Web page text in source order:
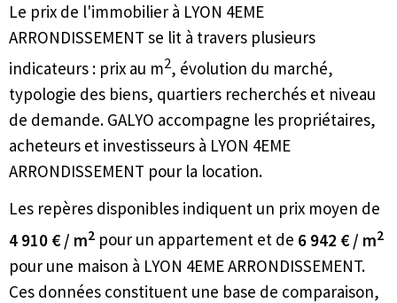
Le prix de l'immobilier à LYON 4EME
ARRONDISSEMENT se lit à travers plusieurs
indicateurs : prix au m2, évolution du marché,
typologie des biens, quartiers recherchés et niveau
de demande. GALYO accompagne les propriétaires,
acheteurs et investisseurs à LYON 4EME
ARRONDISSEMENT pour la location.
Les repères disponibles indiquent un prix moyen de
4 910 € / m2 pour un appartement et de 6 942 € / m2
pour une maison à LYON 4EME ARRONDISSEMENT.
Ces données constituent une base de comparaison,